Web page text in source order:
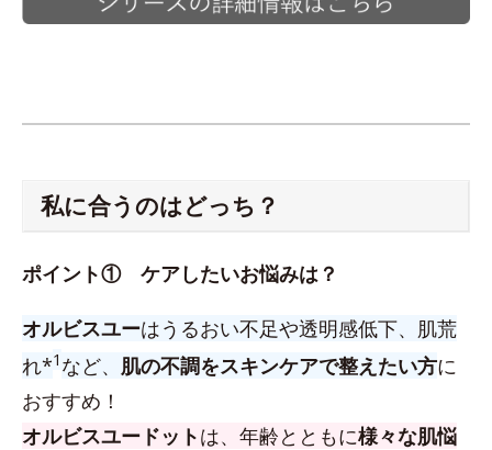
私に合うのはどっち？
ポイント① ケアしたいお悩みは？
オルビスユーはうるおい不足や透明感低下、肌荒
れ*1 など、 肌の不調をスキンケアで整えたい方に
おすすめ！
オルビスユードットは、年齢とともに様々な肌悩